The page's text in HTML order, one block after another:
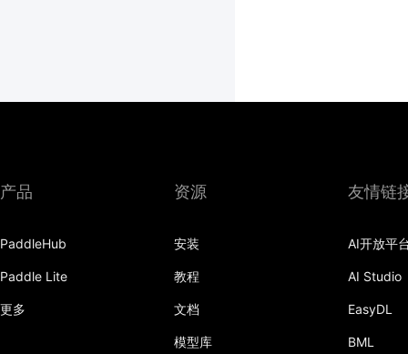
产品
PaddleHub
Paddle Lite
更多
资源
安装
教程
文档
模型库
友情链
AI开放平
AI Studio
EasyDL
BML